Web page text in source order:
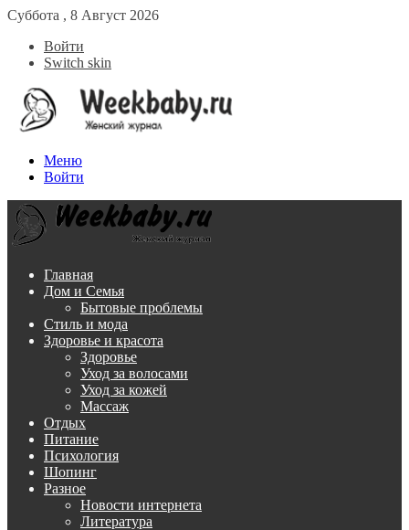
Суббота , 8 Август 2026
Войти
Switch skin
Меню
Войти
Главная
Дом и Семья
Бытовые проблемы
Стиль и мода
Здоровье и красота
Здоровье
Уход за волосами
Уход за кожей
Массаж
Отдых
Питание
Психология
Шопинг
Разное
Новости интернета
Литература